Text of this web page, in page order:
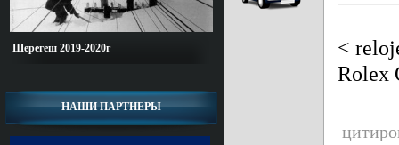
Шерегеш 2019-2020г
НАШИ ПАРТНЕРЫ
<
Rolex